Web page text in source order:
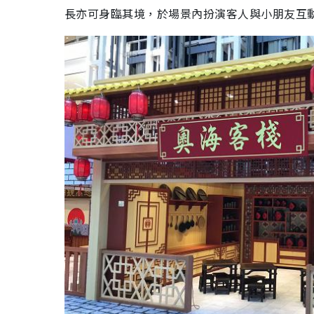
長亦可身臨其境，於場景內扮演客人與小朋友互